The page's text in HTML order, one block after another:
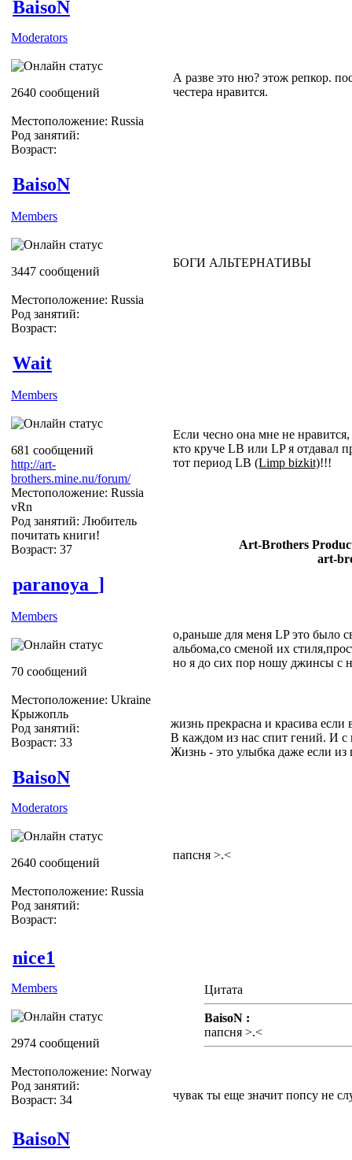
BaisoN
Moderators
2640 сообщений
Местоположение: Russia
Род занятий:
Возраст:
А разве это ню? этож репкор.
честера нравится.
BaisoN
Members
3447 сообщений
Местоположение: Russia
Род занятий:
Возраст:
БОГИ АЛЬТЕРНАТИВЫ
Wait
Members
681 сообщений
http://art-
brothers.mine.nu/forum/
Местоположение: Russia
vRn
Род занятий: Любитель
почитать книги!
Возраст: 37
Если чесно она мне не
кто круче LB или LP я отдавал
тот период LB (Limp bizkit)!!!
Art-Brothers
art-
paranoya_]
Members
70 сообщений
Местоположение: Ukraine
Крыжопль
Род занятий:
Возраст: 33
о,раньше для меня LP это было
альбома,со сменой их
но я до сих пор ношу джинсы с
жизнь прекрасна и красива
В каждом из нас спит гений. И
Жизнь - это улыбка даже если из
BaisoN
Moderators
2640 сообщений
Местоположение: Russia
Род занятий:
Возраст:
папсня >.<
nice1
Members
2974 сообщений
Местоположение: Norway
Род занятий:
Возраст: 34
Цитата
BaisoN :
папсня >.<
чувак ты еще значит попсу не
BaisoN